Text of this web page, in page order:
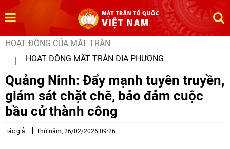
HOẠT ĐỘNG CỦA MẶT TRẬN
HOẠT ĐỘNG MẶT TRẬN ĐỊA PHƯƠNG
Quảng Ninh: Đẩy mạnh tuyên truyền,
giám sát chặt chẽ, bảo đảm cuộc
bầu cử thành công
Tác giả Thứ năm, 26/02/2026 09:26